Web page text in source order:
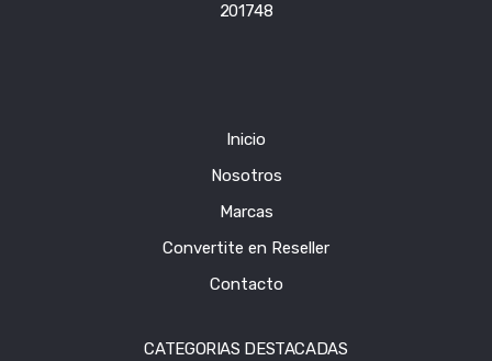
201748
Inicio
Nosotros
Marcas
Convertite en Reseller
Contacto
CATEGORIAS DESTACADAS